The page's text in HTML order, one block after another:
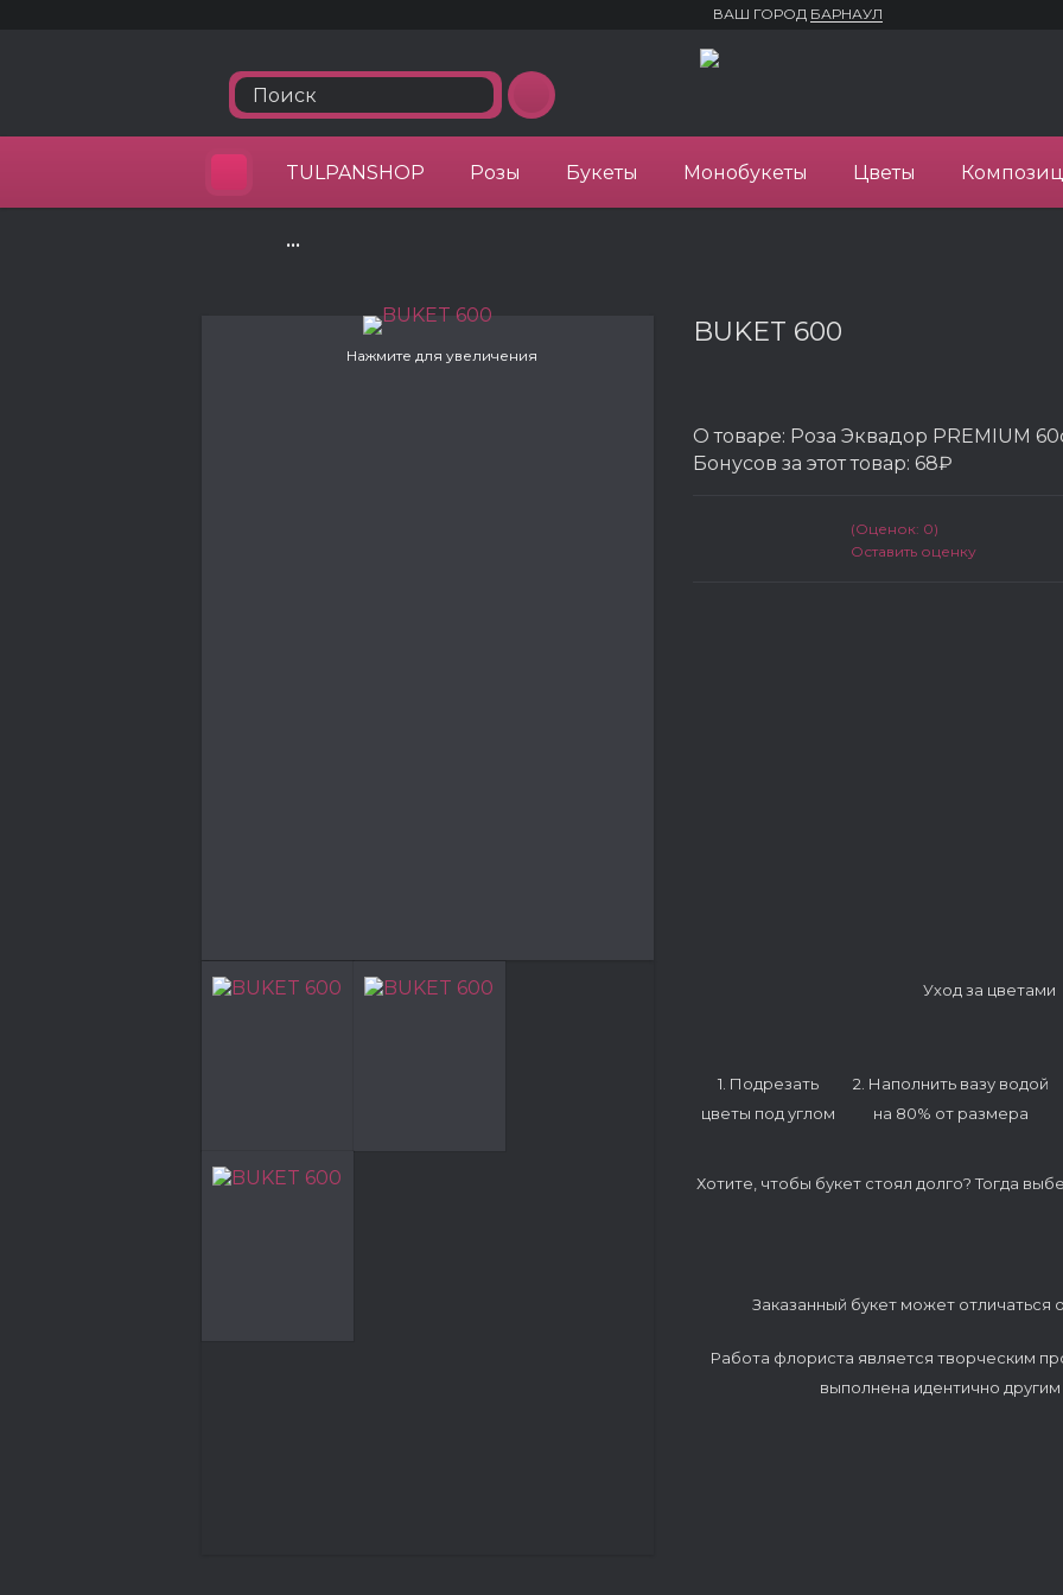
ВАШ ГОРОД БАРНАУЛ
TULPANSHOP Розы Букеты Монобукеты Цветы
•••
Нажмите для увеличения
BUKET 600
О товаре: Роза Эквадор PREMIUM
Бонусов за этот товар: 68₽
(Оценок: 0)
Оставить оценку
Уход за цветами
1. Подрезать
цветы под углом
2. Наполнить вазу водой
на 80% от размера
Хотите, чтобы букет стоял долго? Тогда
Заказанный букет может отличаться
Работа флориста является творческим
выполнена идентично